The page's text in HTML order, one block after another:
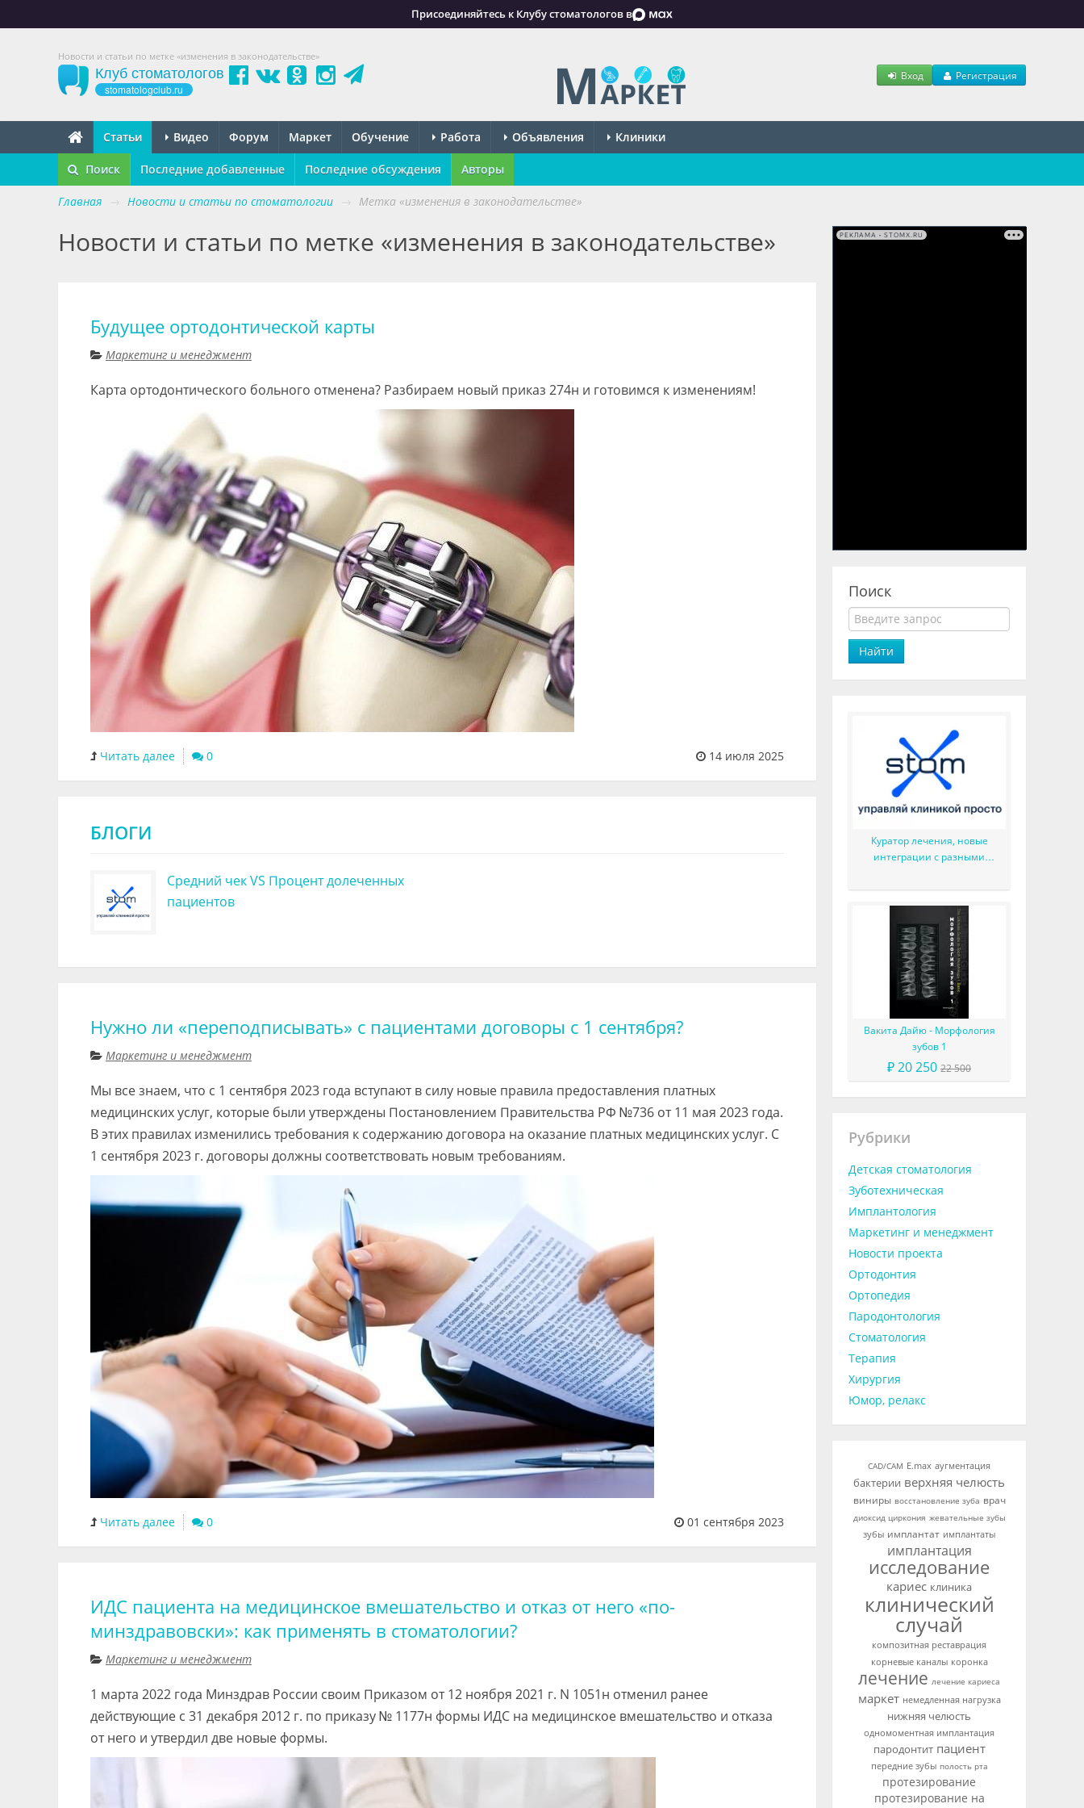
Присоединяйтесь к Клубу стоматологов в
Новости и статьи по метке «изменения в законодательстве»
Клуб стоматологов
stomatologclub.ru
Вход Регистрация
Статьи Видео Форум Маркет Обучение Работа Объявления Клиники
Поиск Последние добавленные Последние обсуждения Авторы
Главная → Новости и статьи по стоматологии → Метка «изменения в законодательстве»
Новости и статьи по метке «изменения в законодательстве»
Будущее ортодонтической карты
Маркетинг и менеджмент
Карта ортодонтического больного отменена? Разбираем новый приказ 274н и готовимся к изменениям!
Читать далее 0 14 июля 2025
БЛОГИ
Средний чек VS Процент долеченных
пациентов
Нужно ли «переподписывать» с пациентами договоры с 1 сентября?
Маркетинг и менеджмент
Мы все знаем, что с 1 сентября 2023 года вступают в силу новые правила предоставления платных
медицинских услуг, которые были утверждены Постановлением Правительства РФ №736 от 11 мая 2023 года.
В этих правилах изменились требования к содержанию договора на оказание платных медицинских услуг. С
1 сентября 2023 г. договоры должны соответствовать новым требованиям.
Читать далее 0 01 сентября 2023
ИДС пациента на медицинское вмешательство и отказ от него «по-
минздравовски»: как применять в стоматологии?
Маркетинг и менеджмент
1 марта 2022 года Минздрав России своим Приказом от 12 ноября 2021 г. N 1051н отменил ранее
действующие с 31 декабря 2012 г. по приказу № 1177н формы ИДС на медицинское вмешательство и отказа
от него и утвердил две новые формы.
РЕКЛАМА • STOMX.RU
Поиск
Найти
Куратор лечения, новые
интеграции с разными
баланса на аванс/долг и
многое другое
Вакита Дайю - Морфология
зубов 1
₽ 20 250 22 500
Рубрики
Детская стоматология
Зуботехническая
Имплантология
Маркетинг и менеджмент
Новости проекта
Ортодонтия
Ортопедия
Пародонтология
Стоматология
Терапия
Хирургия
Юмор, релакс
CAD/CAM E.max аугментация
бактерии верхняя челюсть
виниры восстановление зуба врач
диоксид циркония жевательные зубы
зубы имплантат имплантаты
имплантация
исследование
кариес клиника
клинический
случай
композитная реставрация
корневые каналы коронка
лечение лечение кариеса
маркет немедленная нагрузка
нижняя челюсть
одномоментная имплантация
пародонтит пациент
передние зубы полость рта
протезирование
протезирование на